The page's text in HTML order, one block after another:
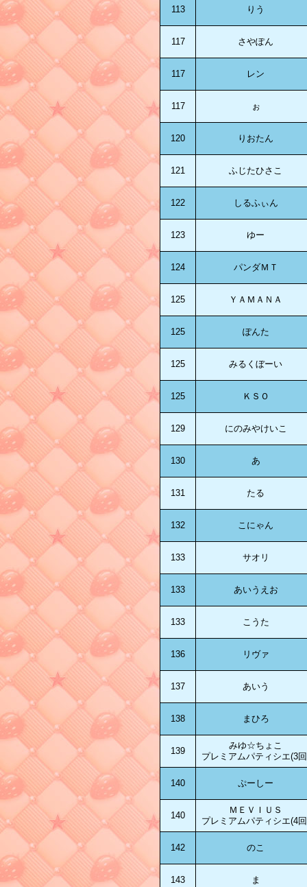
113 りう
117 さやぽん
117 レン
117 ぉ
120 りおたん
121 ふじたひさこ
122 しるふぃん
123 ゆー
124 パンダＭＴ
125 ＹＡＭＡＮＡ
125 ぽんた
125 みるくぼーい
125 ＫＳＯ
129 にのみやけいこ
130 あ
131 たる
132 こにゃん
133 サオリ
133 あいうえお
133 こうた
136 リヴァ
137 あいう
138 まひろ
139
みゆ☆ちょこ
プレミアムパティシエ(3
140 ぷーしー
140
ＭＥＶＩＵＳ
プレミアムパティシエ(4
142 のこ
143 ま